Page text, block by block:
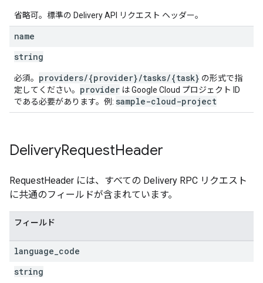
省略可。標準の Delivery API リクエスト ヘッダー。
name
string
必須。 providers/{provider}/tasks/{task} の形式で指
定してください。 provider は Google Cloud プロジェクト ID
である必要があります。例: sample-cloud-project
DeliveryRequestHeader
RequestHeader には、すべての Delivery RPC リクエスト
に共通のフィールドが含まれています。
フィールド
language code
string